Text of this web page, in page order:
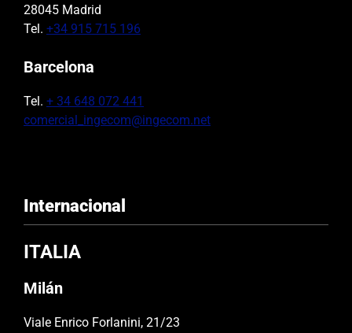
28045 Madrid
Tel. +34 915 715 196
Barcelona
Tel. + 34 648 072 441
comercial_ingecom@ingecom.net
Internacional
ITALIA
Milán
Viale Enrico Forlanini, 21/23